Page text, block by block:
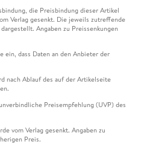
die Preisbindung dieser Artikel
Verlag gesenkt. Die jeweils zutreffende
Angaben zu Preissenkungen
dass Daten an den Anbieter der
nach Ablauf des auf der Artikelseite
Preisempfehlung (UVP) des
vom Verlag gesenkt. Angaben zu
Preis.